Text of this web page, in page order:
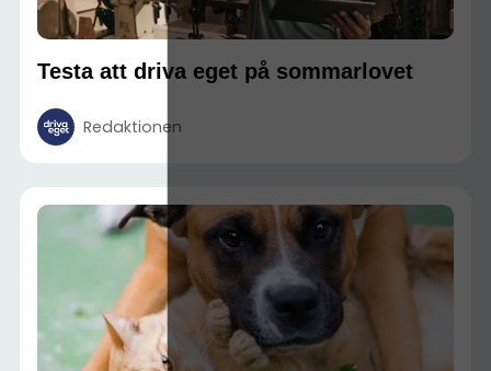
Testa att driva eget på sommarlovet
Redaktionen